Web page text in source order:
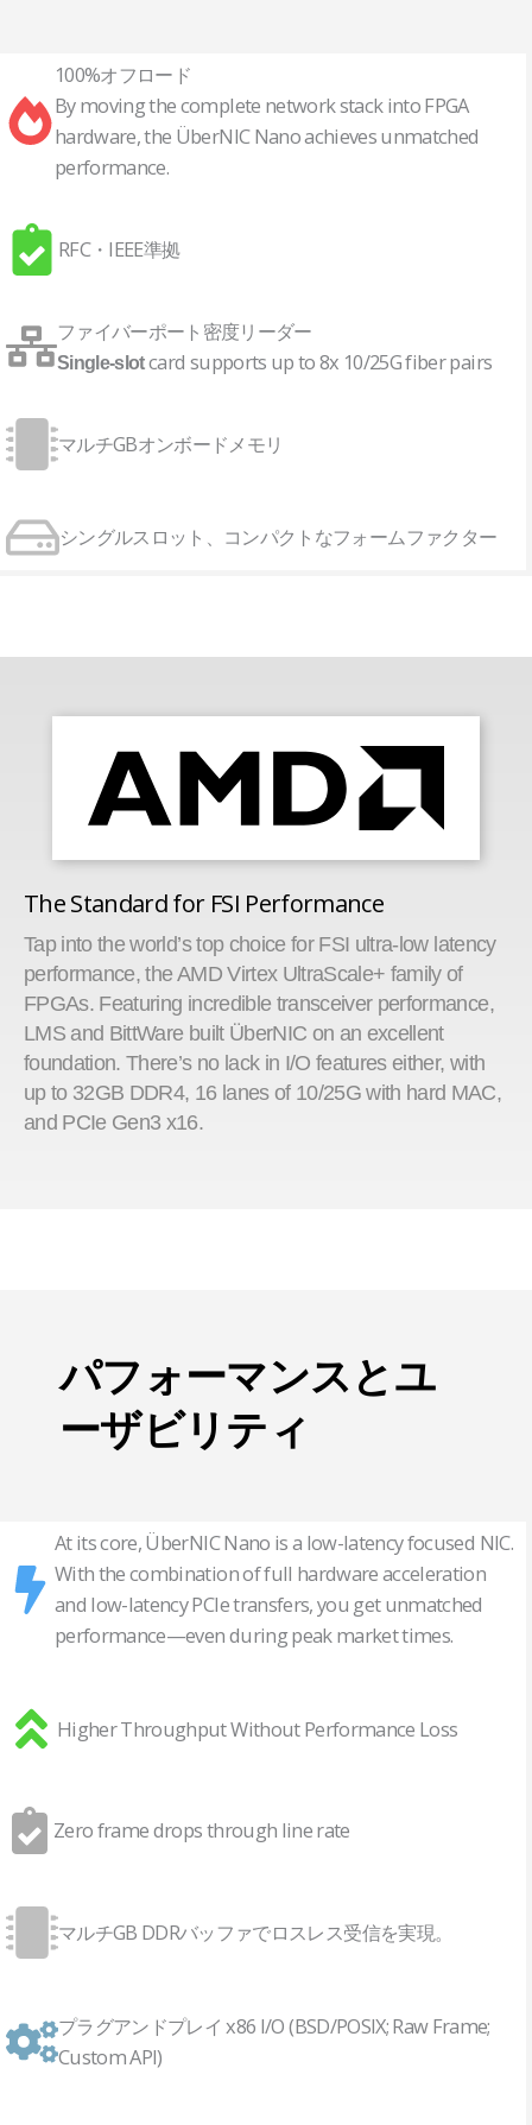
100%オフロード
By moving the complete network stack into FPGA
hardware, the ÜberNIC Nano achieves unmatched
performance.
RFC・IEEE準拠
ファイバーポート密度リーダー
Single-slotcard supports up to 8x 10/25G fiber pairs
マルチGBオンボードメモリ
シングルスロット、コンパクトなフォームファクター
The Standard for FSI Performance
Tap into the world’s top choice for FSI ultra-low latency
performance, the AMD Virtex UltraScale+ family of
FPGAs. Featuring incredible transceiver performance,
LMS and BittWare built ÜberNIC on an excellent
foundation. There’s no lack in I/O features either, with
up to 32GB DDR4, 16 lanes of 10/25G with hard MAC,
and PCIe Gen3 x16.
パフォーマンスとユ
ーザビリティ
At its core, ÜberNIC Nano is a low-latency focused NIC.
With the combination of full hardware acceleration
and low-latency PCIe transfers, you get unmatched
performance—even during peak market times.
Higher Throughput Without Performance Loss
Zero frame drops through line rate
マルチGB DDRバッファでロスレス受信を実現。
プラグアンドプレイ x86 I/O (BSD/POSIX; Raw Frame;
Custom API)